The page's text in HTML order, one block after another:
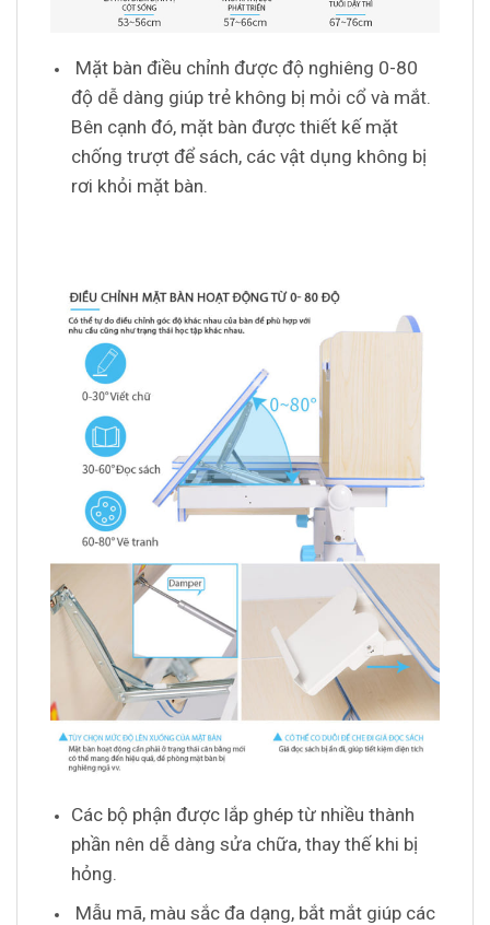
Mặt bàn điều chỉnh được độ nghiêng 0-80
độ dễ dàng giúp trẻ không bị mỏi cổ và mắt.
Bên cạnh đó, mặt bàn được thiết kế mặt
chống trượt để sách, các vật dụng không bị
rơi khỏi mặt bàn.
Các bộ phận được lắp ghép từ nhiều thành
phần nên dễ dàng sửa chữa, thay thế khi bị
hỏng.
Mẫu mã, màu sắc đa dạng, bắt mắt giúp các